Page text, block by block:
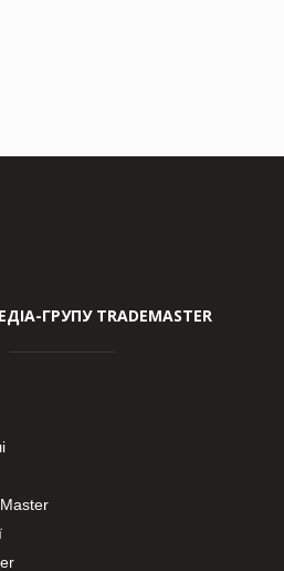
ГРУПУ TRADEMASTER